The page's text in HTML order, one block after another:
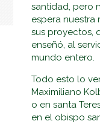
santidad, pero
espera nuestra
sus proyectos,
enseñó, al
mundo entero.
Todo esto lo
Maximiliano
o en santa
en el obispo